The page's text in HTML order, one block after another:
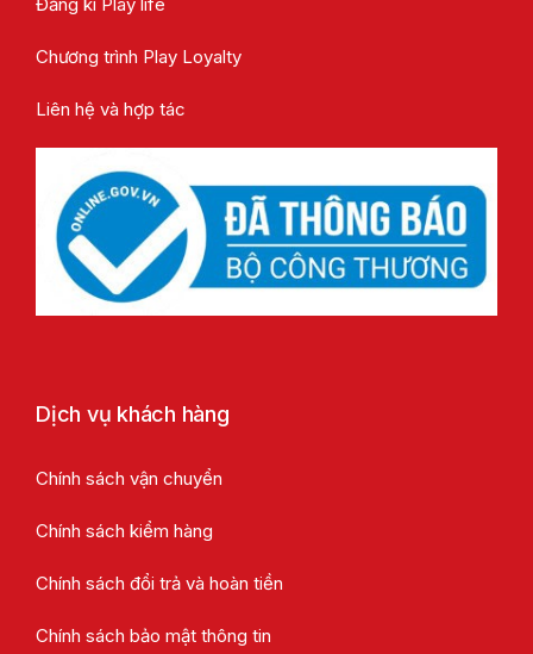
Chương trình Play Loyalty
Liên hệ và hợp tác
Dịch vụ khách hàng
Chính sách vận chuyển
Chính sách kiểm hàng
Chính sách đổi trả và hoàn tiền
Chính sách bảo mật thông tin